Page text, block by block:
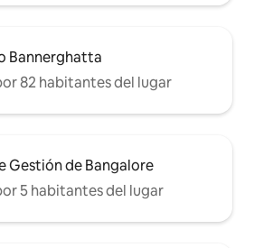
Bannerghatta
82 habitantes del lugar
Gestión de Bangalore
5 habitantes del lugar